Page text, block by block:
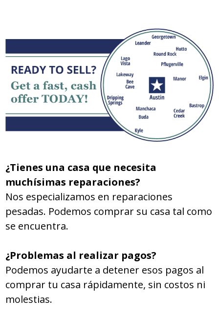
¿Tienes una casa que necesita
muchísimas reparaciones?
Nos especializamos en reparaciones
pesadas. Podemos comprar su casa tal como
se encuentra.
¿Problemas al realizar pagos?
Podemos ayudarte a detener esos pagos al
comprar tu casa rápidamente, sin costos ni
molestias.